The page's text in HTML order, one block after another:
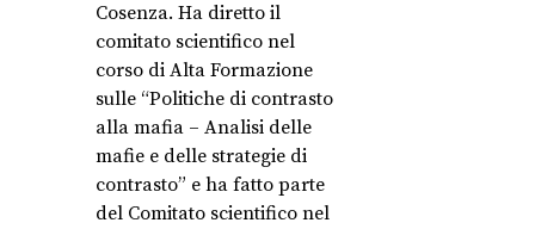
Cosenza. Ha diretto il
comitato scientifico nel
corso di Alta Formazione
sulle “Politiche di contrasto
alla mafia – Analisi delle
mafie e delle strategie di
contrasto” e ha fatto parte
del Comitato scientifico nel